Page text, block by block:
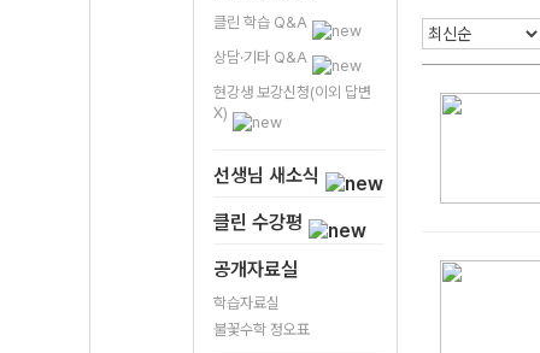
클린 학습 Q&A
상담·기타 Q&A
현강생 보강신청(이외 답변
X)
선생님 새소식
클린 수강평
공개자료실
학습자료실
불꽃수학 정오표